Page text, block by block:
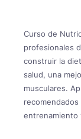
Curso de
profesionales
construir la
salud, una
musculares.
entrenamiento